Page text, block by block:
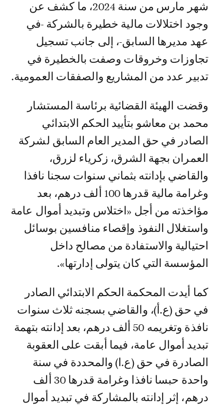
شهر مارس من سنة 2024، ما كشف عن
وجود اختلالات مالية خطيرة بالشركة -في
عهد مديرها السابق-، إلى جانب تسجيل
تجاوزات وخروقات وصفت بالخطيرة في
تدبير عدد من المشاريع والصفقات العمومية.
وقضت الهيئة القضائية برئاسة المستشار
محمد بن معاشو بتأييد الحكم الابتدائي
الصادر في حق المدير العام السابق لشركة
العمران بجهة الشرق، زكرياء لزرق،
والقاضي بإدانته بثماني سنوات سجنا نافذا
وغرامة مالية قدرها 100 ألف درهم، بعد
مؤاخذته من أجل «اختلاس وتبديد أموال عامة
واستغلال النفوذ وإقصاء منافسين بوسائل
احتيالية والاستفادة من مصالح داخل
المؤسسة التي كان يتولى إدارتها».
كما أيدت المحكمة الحكم الابتدائي الصادر
في حق (ع.أ)، والقاضي بسجنه ثلاث سنوات
نافذة وتغريمه 50 ألف درهم، بعد إدانته بتهمة
تبديد أموال عامة، فيما أبقت على العقوبة
الصادرة في حق (ع.ا) والمحددة في سنة
واحدة حبسا نافذا وغرامة قدرها 30 ألف
درهم، إثر إدانته بالمشاركة في تبديد أموال